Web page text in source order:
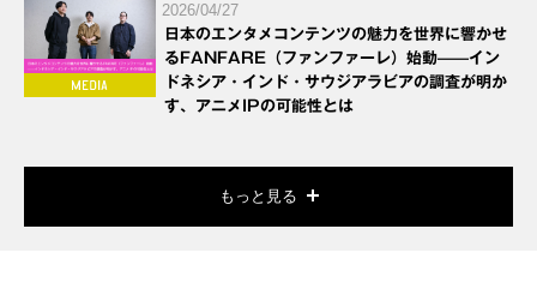
2026/04/27
日本のエンタメコンテンツの魅力を世界に響かせ
るFANFARE（ファンファーレ）始動——イン
ドネシア・インド・サウジアラビアの調査が明か
す、アニメIPの可能性とは
もっと見る